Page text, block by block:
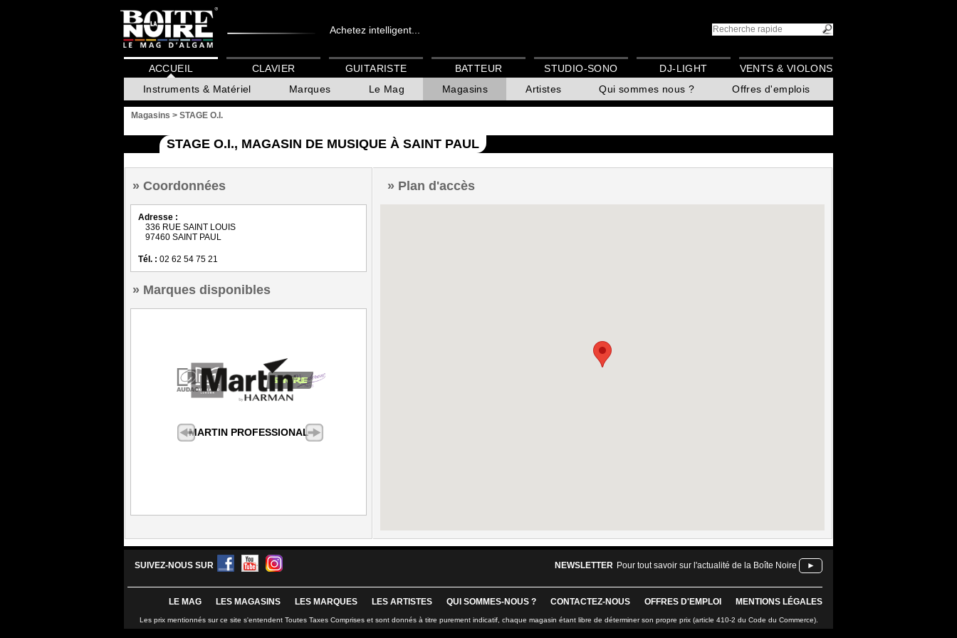
Achetez intelligent...
ACCUEIL
Instruments & Matériel
Marques Le Mag Magasins Artistes Qui sommes nous ? Offres d'emplois
CLAVIER GUITARISTE BATTEUR STUDIO-SONO DJ-LIGHT VENTS & VIOLONS
Magasins > STAGE O.I.
STAGE O.I., MAGASIN DE MUSIQUE À SAINT PAUL
Coordonnées
Adresse :
336 RUE SAINT LOUIS
97460 SAINT PAUL
Tél. : 02 62 54 75 21
Marques disponibles
MARTIN PROFESSIONAL
Plan d'accès
SUIVEZ-NOUS SUR NEWSLETTER Pour tout savoir sur l'actualité de la Boîte Noire ►
LE MAG LES MAGASINS LES MARQUES LES ARTISTES QUI SOMMES-NOUS ? CONTACTEZ-NOUS OFFRES D'EMPLOI MENTIONS LÉGALES
Les prix mentionnés sur ce site s'entendent Toutes Taxes Comprises et sont donnés à titre purement indicatif, chaque magasin étant libre de déterminer son propre prix (article 410-2 du Code du Commerce).